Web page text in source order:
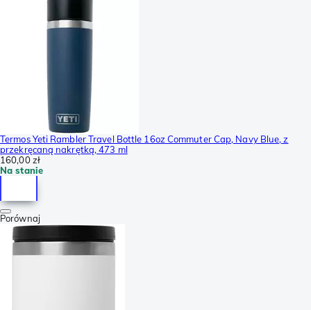
Termos Yeti Rambler Travel Bottle 16oz Commuter Cap, Navy Blue, z
przekręcaną nakrętką, 473 ml
160,00 zł
Na stanie
Porównaj